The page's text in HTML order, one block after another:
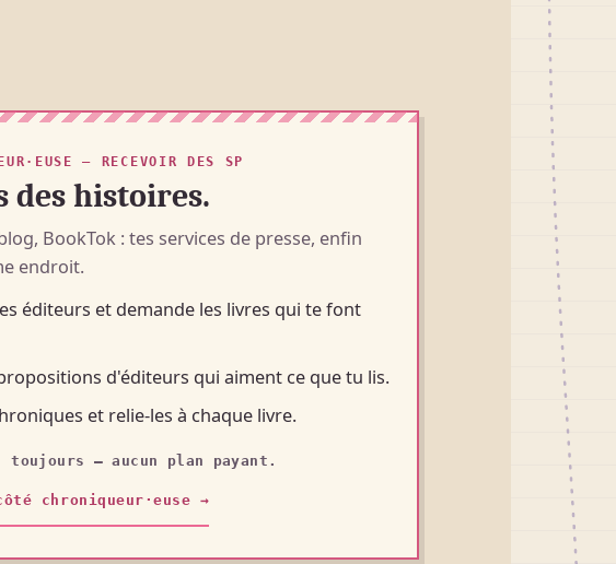
— RECEVOIR DES SP
des histoires.
BookTok : tes services de presse, enfin
endroit.
éditeurs et demande les livres qui te font
d'éditeurs qui aiment ce que tu lis.
et relie-les à chaque livre.
toujours — aucun plan payant.
chroniqueur·euse →